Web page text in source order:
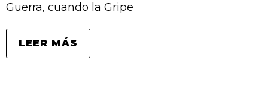
Guerra, cuando la Gripe
LEER MÁS